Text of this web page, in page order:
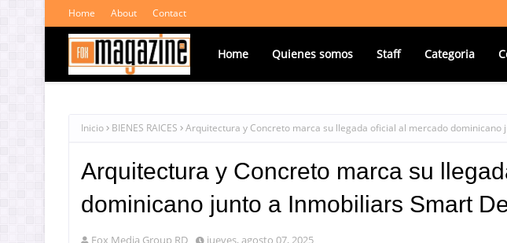
Home About Contact
Home Quienes somos Staff Categoria
Inicio BIENES RAICES Arquitectura y Concreto marca su llegada oficial al mercado
Arquitectura y Concreto marca su
dominicano junto a Inmobiliars Smart
Fox Media Group RD jueves, agosto 07, 2025